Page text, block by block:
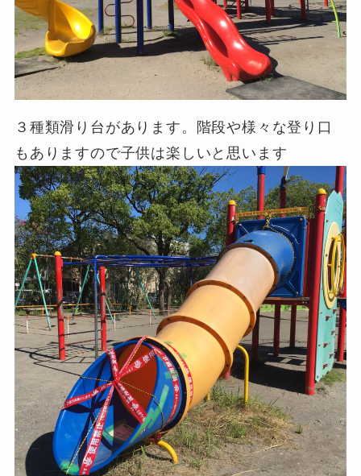
３種類滑り台があります。階段や様々な登り口
もありますので子供は楽しいと思います